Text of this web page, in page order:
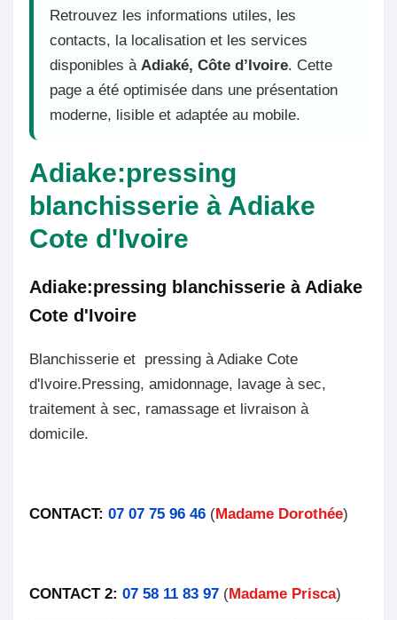
Retrouvez les informations utiles, les
contacts, la localisation et les services
disponibles à Adiaké, Côte d’Ivoire. Cette
page a été optimisée dans une présentation
moderne, lisible et adaptée au mobile.
Adiake:pressing
blanchisserie à Adiake
Cote d'Ivoire
Adiake:pressing blanchisserie à Adiake
Cote d'Ivoire
Blanchisserie et pressing à Adiake Cote
d'Ivoire.Pressing, amidonnage, lavage à sec,
traitement à sec, ramassage et livraison à
domicile.
CONTACT: 07 07 75 96 46 (Madame Dorothée)
CONTACT 2: 07 58 11 83 97 (Madame Prisca)